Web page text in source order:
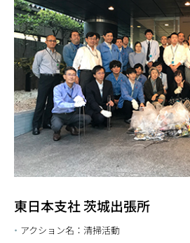
東日本支社 茨城出張所
アクション名：清掃活動